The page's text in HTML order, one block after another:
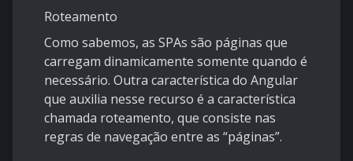
Roteamento
Como sabemos, as SPAs são páginas que
carregam dinamicamente somente quando é
necessário. Outra característica do Angular
que auxilia nesse recurso é a característica
chamada roteamento, que consiste nas
regras de navegação entre as “páginas”.